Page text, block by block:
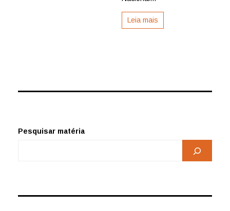
Leia mais
Pesquisar matéria